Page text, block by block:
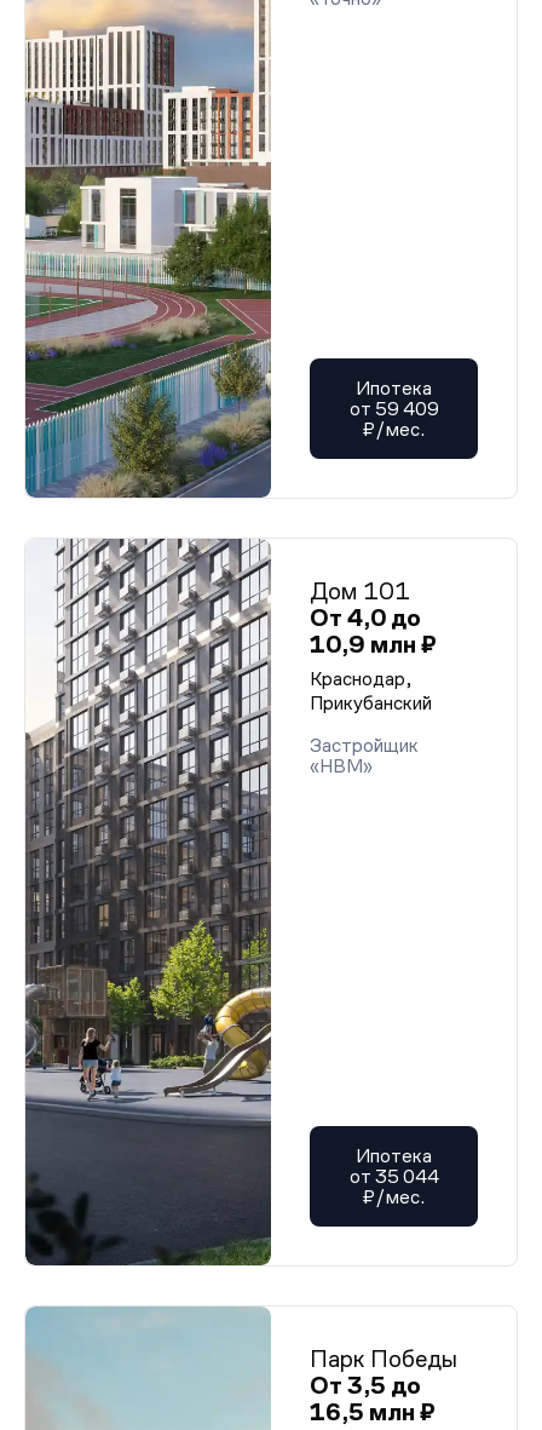
Ипотека
от 59 409
₽/мес.
Дом 101
От 4,0 до
10,9 млн ₽
Краснодар,
Прикубанский
Застройщик
«НВМ»
Ипотека
от 35 044
₽/мес.
Парк Победы
От 3,5 до
16,5 млн ₽